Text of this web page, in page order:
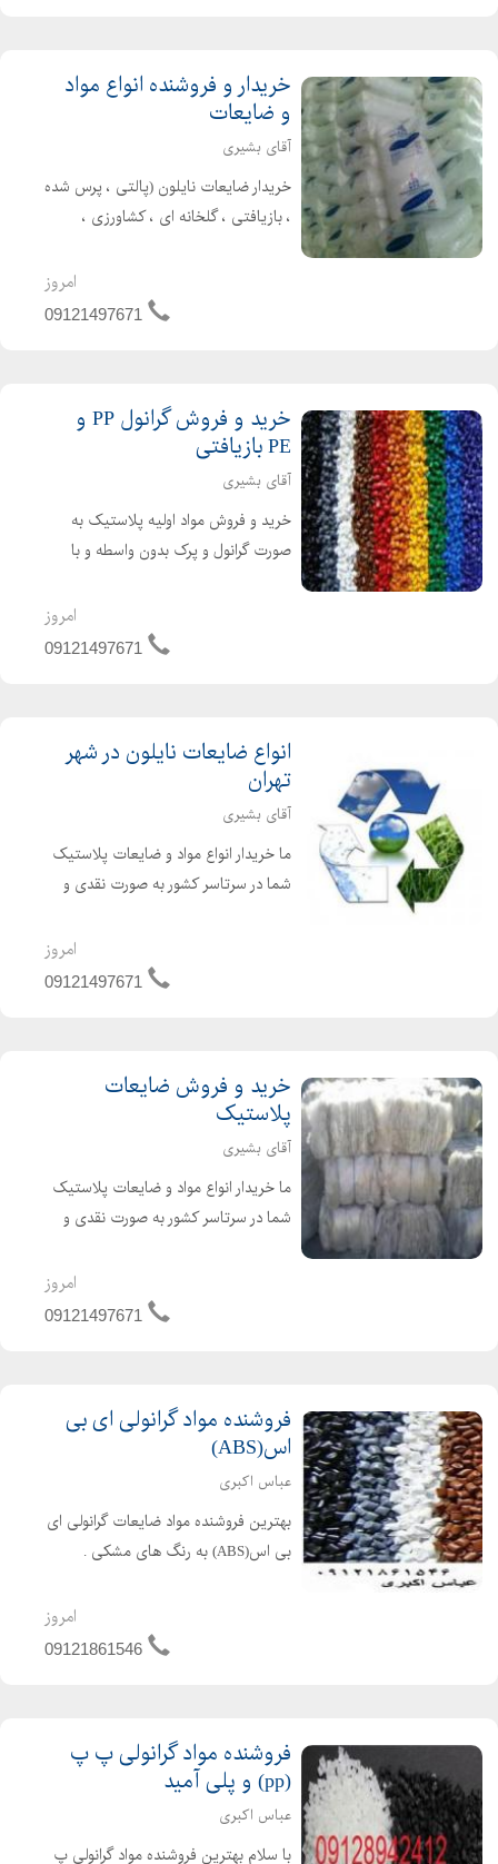
خریدار و فروشنده انواع مواد
و ضایعات
آقای بشیری
خریدار ضایعات نایلون (پالتی ، پرس شده
، بازیافتی ، گلخانه ای ، کشاورزی ،
شرینک و نایلون های شرکتی مانند سایپا
و ایران خودرو...) بصورت نقدی در هر نقطه
امروز
09121497671
خرید و فروش گرانول PP و
PE بازیافتی
آقای بشیری
خرید و فروش مواد اولیه پلاستیک به
صورت گرانول و پرک بدون واسطه و با
پروپیلن هوموپلیمر ، کوپلیمروتقویت
شده (PP) بادی و تزریقی پلی اتیلن سبک
امروز
09121497671
انواع ضایعات نایلون در شهر
تهران
آقای بشیری
ما خریدار انواع مواد و ضایعات پلاستیک
شما در سرتاسر کشور به صورت نقدی و
کافیست با ما تماس بگیرید. مواد اولیه
امروز
09121497671
خرید و فروش ضایعات
پلاستیک
آقای بشیری
ما خریدار انواع مواد و ضایعات پلاستیک
شما در سرتاسر کشور به صورت نقدی و
کافیست با ما تماس بگیرید. مواد اولیه
امروز
09121497671
فروشنده مواد گرانولی ای بی
اس(ABS)
عباس اکبری
بهترین فروشنده مواد ضایعات گرانولی ای
بی اس(ABS) به رنگ های مشکی .
امروز
09121861546
فروشنده مواد گرانولی پ پ
(pp) و پلی آمید
عباس اکبری
با سلام بهترین فروشنده مواد گرانولی پ